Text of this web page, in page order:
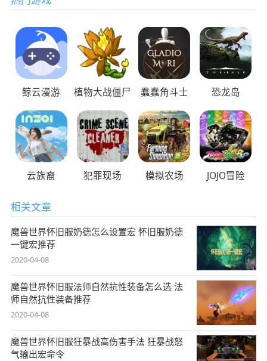
鲸云漫游 植物大战僵尸 蠢蠢角斗士 恐龙岛
云族裔 犯罪现场 模拟农场 JOJO冒险
相关文章
魔兽世界怀旧服奶德怎么设置宏 怀旧服奶德
一键宏推荐
2020-04-08
魔兽世界怀旧服法师自然抗性装备怎么选 法
师自然抗性装备推荐
2020-04-08
魔兽世界怀旧服狂暴战高伤害手法 狂暴战怒
气输出宏命令